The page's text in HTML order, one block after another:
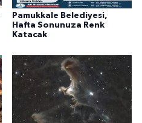
Pamukkale Belediyesi,
Hafta Sonunuza Renk
Katacak